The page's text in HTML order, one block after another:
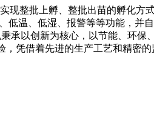
整批上孵、整批出苗的孵化方
温、低湿、报警等等功能，
承以创新为核心，以节能、环
凭借着先进的生产工艺和精密